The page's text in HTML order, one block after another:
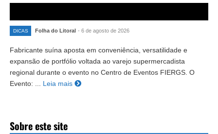
DICAS Folha do Litoral - 6 de agosto de 2026
Fabricante suína aposta em conveniência, versatilidade e
expansão de portfólio voltada ao varejo supermercadista
regional durante o evento no Centro de Eventos FIERGS. O
Evento: ... Leia mais
Sobre este site